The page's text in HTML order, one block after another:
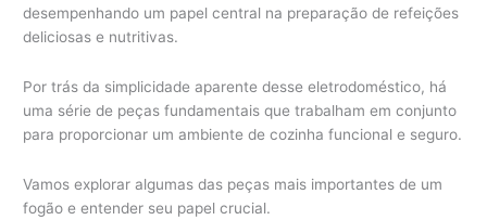
desempenhando um papel central na preparação de refeições
deliciosas e nutritivas.
Por trás da simplicidade aparente desse eletrodoméstico, há
uma série de peças fundamentais que trabalham em conjunto
para proporcionar um ambiente de cozinha funcional e seguro.
Vamos explorar algumas das peças mais importantes de um
fogão e entender seu papel crucial.